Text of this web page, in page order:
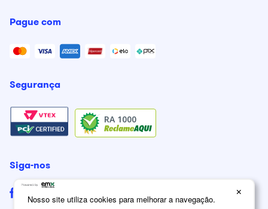
Pague com
Segurança
RA 1000
Siga-nos
×
Nosso site utiliza cookies para melhorar a navegação.